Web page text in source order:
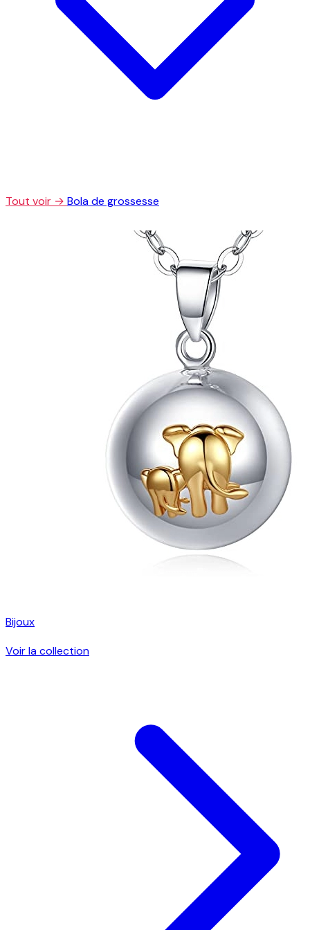
Tout voir → Bola de grossesse
Bijoux
Voir la collection